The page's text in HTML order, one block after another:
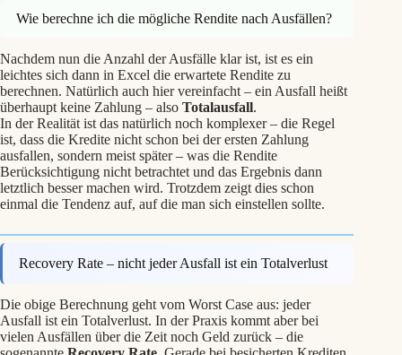
Wie berechne ich die mögliche Rendite nach Ausfällen?
Nachdem nun die Anzahl der Ausfälle klar ist, ist es ein
leichtes sich dann in Excel die erwartete Rendite zu
berechnen. Natürlich auch hier vereinfacht – ein Ausfall heißt
überhaupt keine Zahlung – also Totalausfall.
In der Realität ist das natürlich noch komplexer – die Regel
ist, dass die Kredite nicht schon bei der ersten Zahlung
ausfallen, sondern meist später – was die Rendite
Berücksichtigung nicht betrachtet und das Ergebnis dann
letztlich besser machen wird. Trotzdem zeigt dies schon
einmal die Tendenz auf, auf die man sich einstellen sollte.
Recovery Rate – nicht jeder Ausfall ist ein Totalverlust
Die obige Berechnung geht vom Worst Case aus: jeder
Ausfall ist ein Totalverlust. In der Praxis kommt aber bei
vielen Ausfällen über die Zeit noch Geld zurück – die